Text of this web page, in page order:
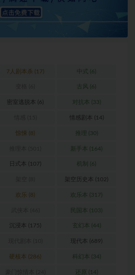
7人剧本杀 (17) 中式 (6)
古风 (6)
密室逃脱本 (6) 对抗本 (33)
情感剧本 (14)
惊悚 (8) 推理 (30)
新手本 (164)
日式本 (107) 机制 (6)
架空历史本 (102)
欢乐 (8) 欢乐本 (317)
民国本 (103)
沉浸本 (175) 玄幻本 (44)
现代本 (689)
硬核本 (286) 科幻本 (34)
还原 (14)